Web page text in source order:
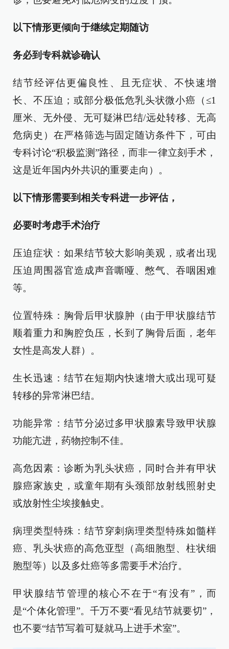
以下情形更倾向于继续定期随访
务必到专科就诊确认
结节经评估更偏良性、且无症状、不快速增
长、不压迫；或部分极低危乳头状微小癌（≤1
厘米、无外侵、无可疑淋巴结/远处转移、无高
危病史）在严格筛选与固定随访条件下，可由
专科讨论“积极监测”路径，而非一律立刻手术，
这是近年国内外共识的重要走向）。
以下情形需要到相关专科进一步评估，
必要时考虑手术治疗
压迫症状：如果结节较大影响美观，或者出现
压迫周围器官造成声音嘶哑、憋气、吞咽困难
等。
位置特殊：胸骨后甲状腺肿（由于甲状腺结节
顺着重力和胸腔负压，长到了胸骨后面，老年
女性是高发人群）。
生长迅速：结节在短期内快速增大或出现可疑
转移的异常淋巴结。
功能异常：结节分泌过多甲状腺素导致甲状腺
功能亢进，药物控制不佳。
高危因素：诊断为乳头状癌，同时合并有甲状
腺癌家族史，或童年期有头颈部放射线照射史
或放射性尘埃接触史。
病理类型特殊：结节穿刺病理类型特殊如髓样
癌、乳头状癌的高危亚型（高细胞型、柱状细
胞型等）以及多灶癌等多需要手术治疗。
甲状腺结节管理的核心不在于“有没有”，而
是“个体化管理”。千万不要“看见结节就要切”，
也不要“结节写着可疑就马上进手术室”。